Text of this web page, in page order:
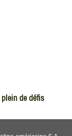
de défis